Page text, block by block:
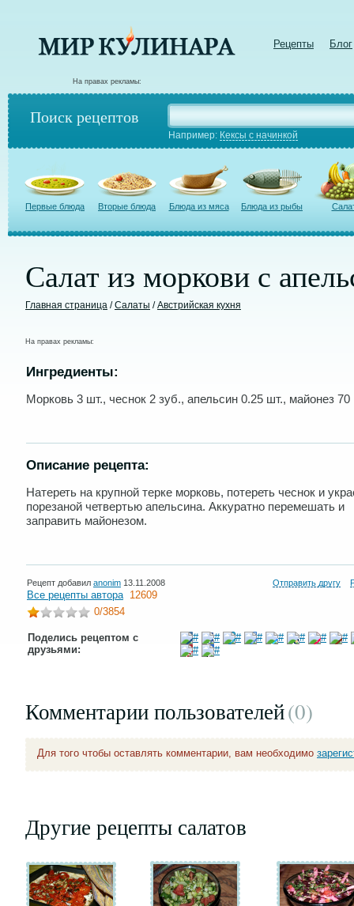
Рецепты Блог
На правах рекламы:
Поиск рецептов
Например: Кексы с начинкой
Первые блюда Вторые блюда Блюда из мяса Блюда из рыбы
Салат из моркови с
Главная страница /Салаты /Австрийская кухня
На правах рекламы:
Ингредиенты:
Морковь 3 шт., чеснок 2 зуб., апельсин 0.25 шт., майонез 70
Описание рецепта:
Натереть на крупной терке морковь, потереть чеснок и
порезаной четвертью апельсина. Аккуратно перемешать и
заправить майонезом.
Рецепт добавил anonim 13.11.2008 Отправить другу
Все рецепты автора 12609
0/3854
Поделись рецептом с
друзьями:
Комментарии пользователей(0)
Для того чтобы оставлять комментарии, вам необходимо
Другие рецепты салатов